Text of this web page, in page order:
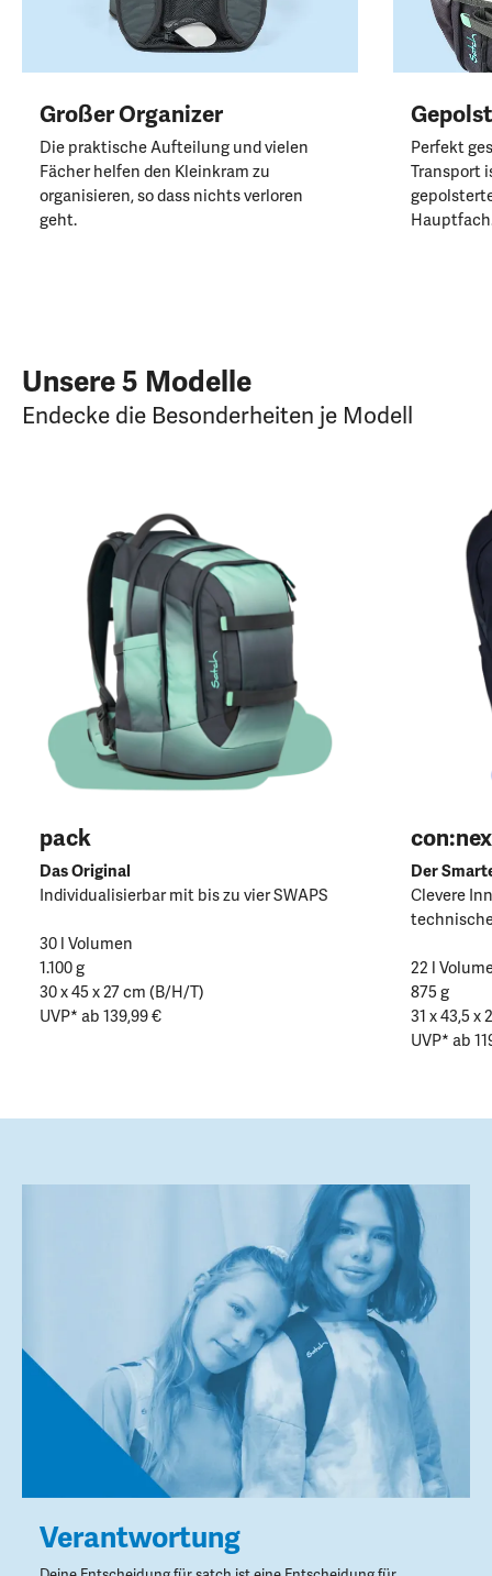
Großer Organizer
Die praktische Aufteilung und vielen
Fächer helfen den Kleinkram zu
organisieren, so dass nichts verloren
geht.
Perfekt
Transport
Unsere 5 Modelle
Endecke die Besonderheiten je Modell
pack
Das Original
Individualisierbar mit bis zu vier SWAPS
30 l Volumen
1.100 g
30 x 45 x 27 cm (B/H/T)
UVP* ab 139,99 €
Der
Clevere
22 l
875 g
31 x 43,5 x
UVP* ab
Verantwortung